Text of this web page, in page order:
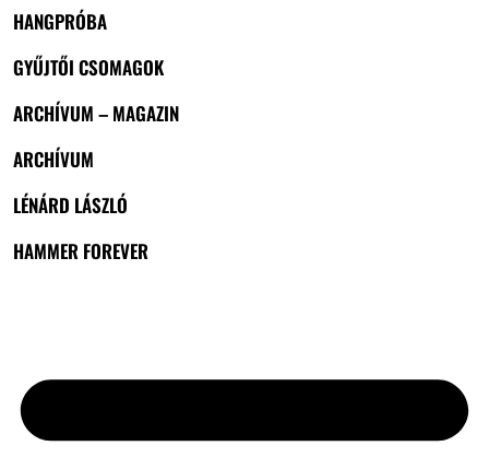
HANGPRÓBA
GYŰJTŐI CSOMAGOK
ARCHÍVUM – MAGAZIN
ARCHÍVUM
LÉNÁRD LÁSZLÓ
HAMMER FOREVER